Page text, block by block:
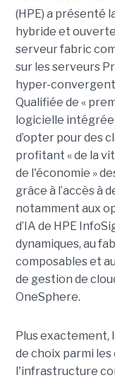
(HPE) a présenté
hybride et
serveur fabric
sur les serveurs
hyper-
Qualifiée de «
logicielle
d’opter pour des
profitant « de la
de l'économie »
grâce à l’accès à
notamment aux
d’IA de HPE
dynamiques, au
composables et
de gestion de
OneSphere.
Plus exactement,
de choix parmi
l'infrastructure